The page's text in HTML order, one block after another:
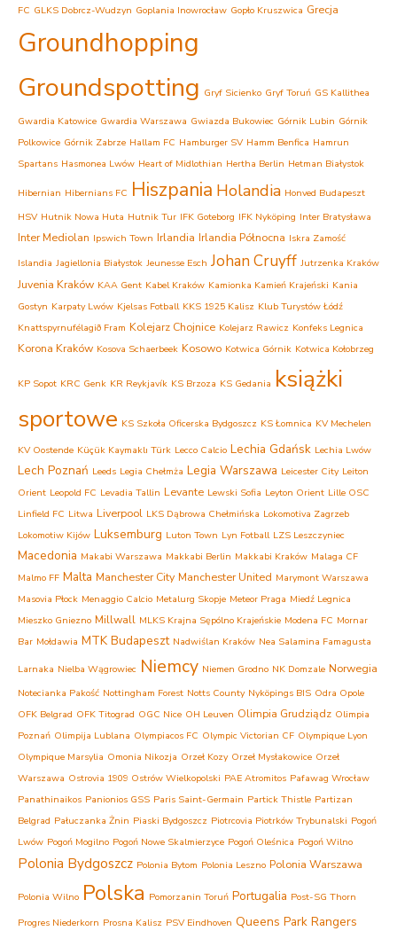
FC GLKS Dobrcz-Wudzyn Goplania Inowrocław Gopło Kruszwica Grecja
Groundhopping
Groundspotting Gryf Sicienko Gryf Toruń GS Kallithea
Gwardia Katowice Gwardia Warszawa Gwiazda Bukowiec Górnik Lubin Górnik
Polkowice Górnik Zabrze Hallam FC Hamburger SV Hamm Benfica Hamrun
Spartans Hasmonea Lwów Heart of Midlothian Hertha Berlin Hetman Białystok
Hibernian Hibernians FC Hiszpania Holandia Honved Budapeszt
HSV Hutnik Nowa Huta Hutnik Tur IFK Goteborg IFK Nyköping Inter Bratysława
Inter Mediolan Ipswich Town Irlandia Irlandia Północna Iskra Zamość
Islandia Jagiellonia Białystok Jeunesse Esch Johan Cruyff Jutrzenka Kraków
Juvenia Kraków KAA Gent Kabel Kraków Kamionka Kamień Krajeński Kania
Gostyn Karpaty Lwów Kjelsas Fotball KKS 1925 Kalisz Klub Turystów Łódź
Knattspyrnufélagið Fram Kolejarz Chojnice Kolejarz Rawicz Konfeks Legnica
Korona Kraków Kosova Schaerbeek Kosowo Kotwica Górnik Kotwica Kołobrzeg
KP Sopot KRC Genk KR Reykjavík KS Brzoza KS Gedania książki
sportowe KS Szkoła Oficerska Bydgoszcz KS Łomnica KV Mechelen
KV Oostende Küçük Kaymaklı Türk Lecco Calcio Lechia Gdańsk Lechia Lwów
Lech Poznań Leeds Legia Chełmża Legia Warszawa Leicester City Leiton
Orient Leopold FC Levadia Tallin Levante Lewski Sofia Leyton Orient Lille OSC
Linfield FC Litwa Liverpool LKS Dąbrowa Chełmińska Lokomotiva Zagrzeb
Lokomotiw Kijów Luksemburg Luton Town Lyn Fotball LZS Leszczyniec
Macedonia Makabi Warszawa Makkabi Berlin Makkabi Kraków Malaga CF
Malmo FF Malta Manchester City Manchester United Marymont Warszawa
Masovia Płock Menaggio Calcio Metalurg Skopje Meteor Praga Miedź Legnica
Mieszko Gniezno Millwall MLKS Krajna Sępólno Krajeńskie Modena FC Mornar
Bar Mołdawia MTK Budapeszt Nadwiślan Kraków Nea Salamina Famagusta
Larnaka Nielba Wągrowiec Niemcy Niemen Grodno NK Domzale Norwegia
Notecianka Pakość Nottingham Forest Notts County Nyköpings BIS Odra Opole
OFK Belgrad OFK Titograd OGC Nice OH Leuven Olimpia Grudziądz Olimpia
Poznań Olimpija Lublana Olympiacos FC Olympic Victorian CF Olympique Lyon
Olympique Marsylia Omonia Nikozja Orzeł Kozy Orzeł Mysłakowice Orzeł
Warszawa Ostrovia 1909 Ostrów Wielkopolski PAE Atromitos Pafawag Wrocław
Panathinaikos Panionios GSS Paris Saint-Germain Partick Thistle Partizan
Belgrad Pałuczanka Żnin Piaski Bydgoszcz Piotrcovia Piotrków Trybunalski Pogoń
Lwów Pogoń Mogilno Pogoń Nowe Skalmierzyce Pogoń Oleśnica Pogoń Wilno
Polonia Bydgoszcz Polonia Bytom Polonia Leszno Polonia Warszawa
Polonia Wilno Polska Pomorzanin Toruń Portugalia Post-SG Thorn
Progres Niederkorn Prosna Kalisz PSV Eindhoven Queens Park Rangers